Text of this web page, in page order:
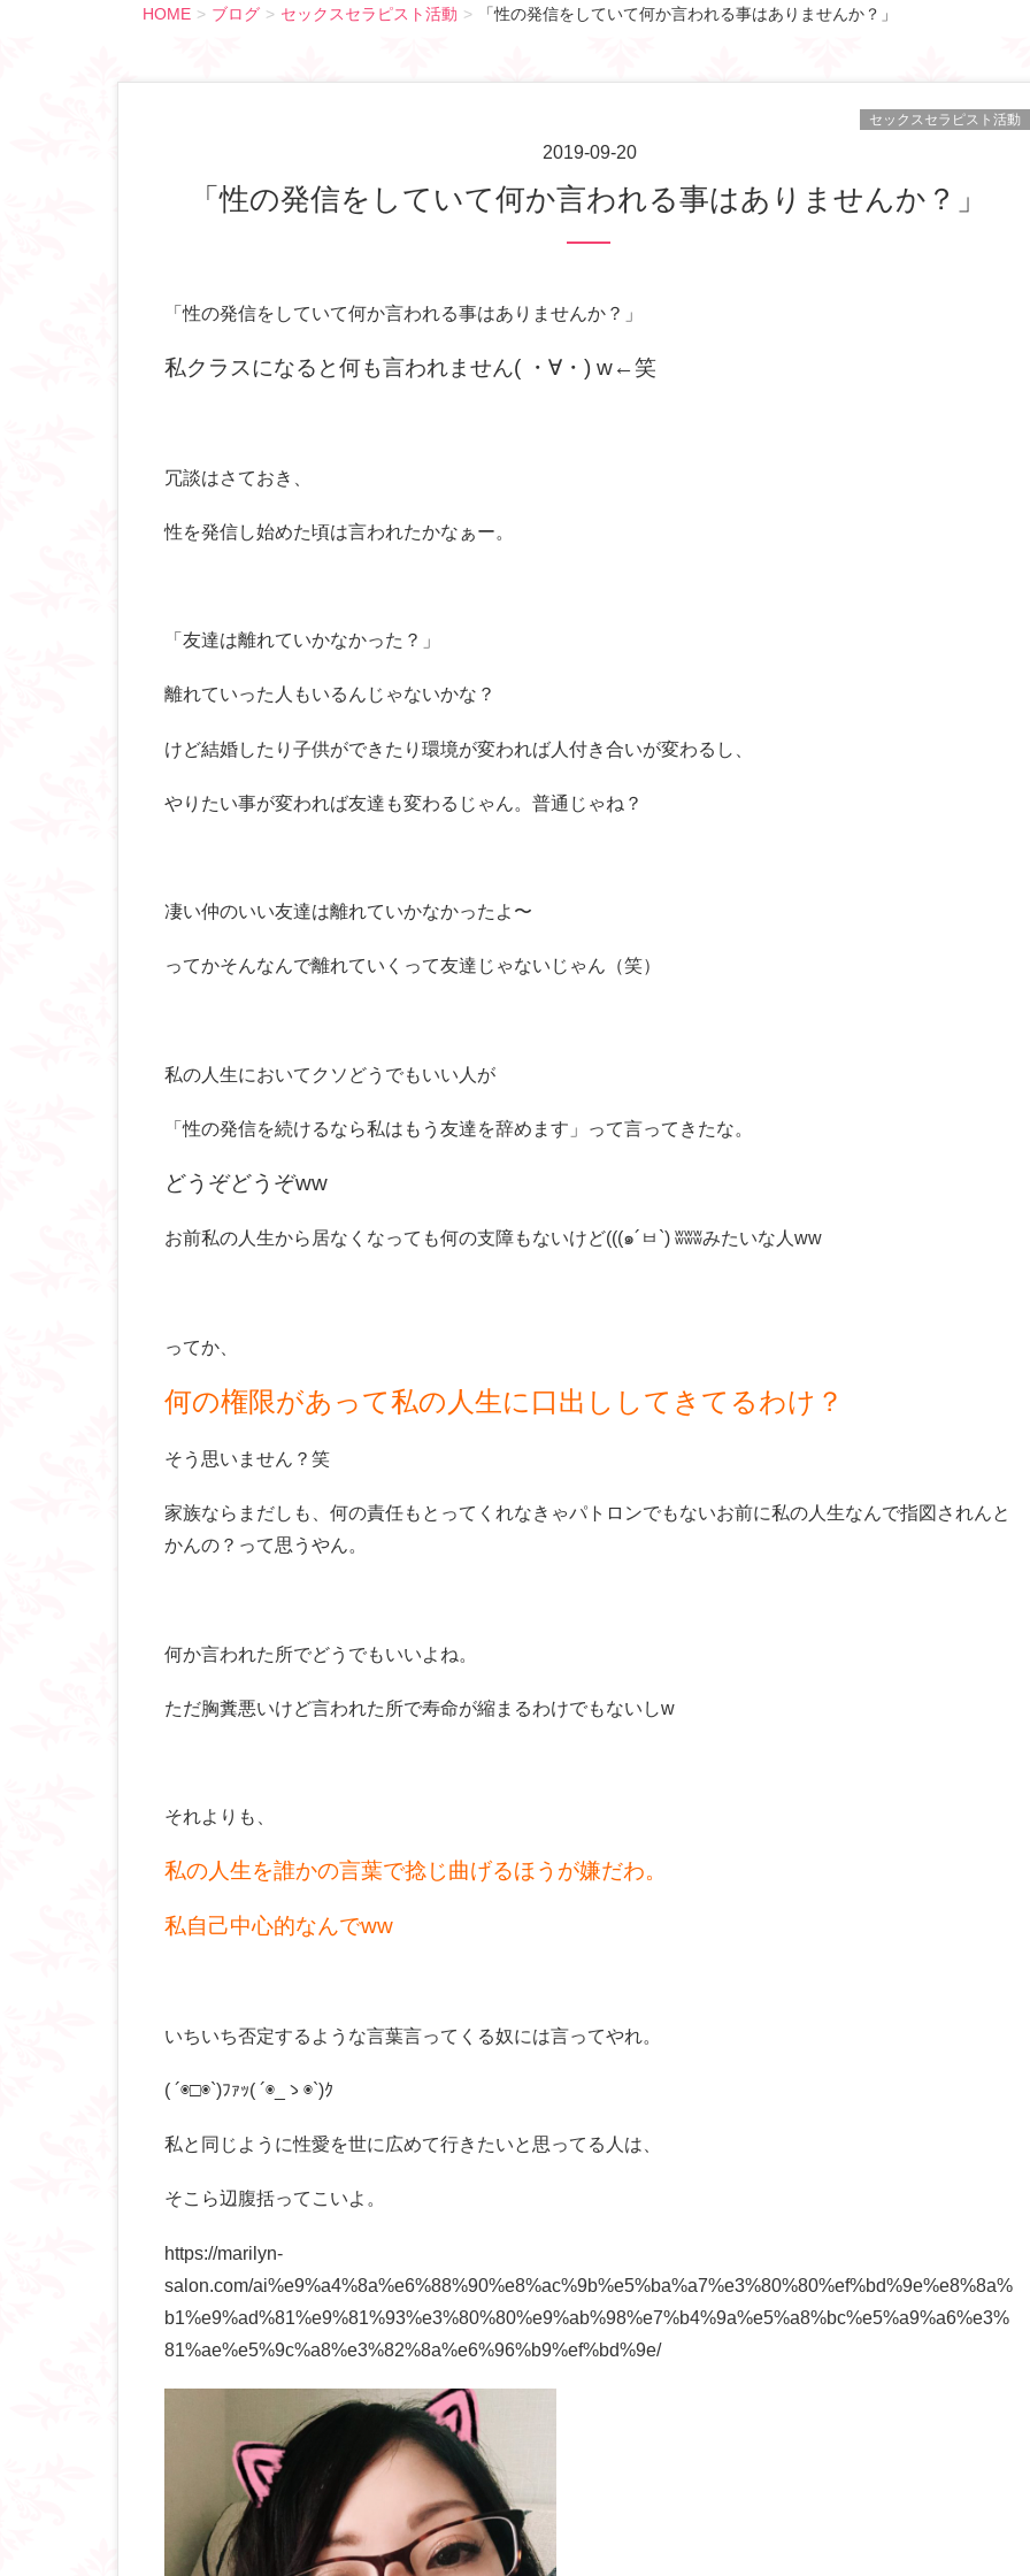
HOME ブログ セックスセラピスト活動 「性の発信をしていて何か言われる事はありませんか？」
2019-09-20
セックスセラピスト活動
「性の発信をしていて何か言われる事はありませんか？」
「性の発信をしていて何か言われる事はありませんか？」
私クラスになると何も言われません( ・∀・) w←笑
冗談はさておき、
性を発信し始めた頃は言われたかなぁー。
「友達は離れていかなかった？」
離れていった人もいるんじゃないかな？
けど結婚したり子供ができたり環境が変われば人付き合いが変わるし、
やりたい事が変われば友達も変わるじゃん。普通じゃね？
凄い仲のいい友達は離れていかなかったよ〜
ってかそんなんで離れていくって友達じゃないじゃん（笑）
私の人生においてクソどうでもいい人が
「性の発信を続けるなら私はもう友達を辞めます」って言ってきたな。
どうぞどうぞww
お前私の人生から居なくなっても何の支障もないけど(((๑´ㅂ`) ʬʬʬみたいな人ww
ってか、
何の権限があって私の人生に口出ししてきてるわけ？
そう思いません？笑
家族ならまだしも、何の責任もとってくれなきゃパトロンでもないお前に私の人生なんで指図されんと
かんの？って思うやん。
何か言われた所でどうでもいいよね。
ただ胸糞悪いけど言われた所で寿命が縮まるわけでもないしw
それよりも、
私の人生を誰かの言葉で捻じ曲げるほうが嫌だわ。
私自己中心的なんでww
いちいち否定するような言葉言ってくる奴には言ってやれ。
( ´◉□◉`)ﾌｧｯ( ´◉_ゝ◉`)ｸ
私と同じように性愛を世に広めて行きたいと思ってる人は、
そこら辺腹括ってこいよ。
https://marilyn-
salon.com/ai%e9%a4%8a%e6%88%90%e8%ac%9b%e5%ba%a7%e3%80%80%ef%bd%9e%e8%8a%
b1%e9%ad%81%e9%81%93%e3%80%80%e9%ab%98%e7%b4%9a%e5%a8%bc%e5%a9%a6%e3%
81%ae%e5%9c%a8%e3%82%8a%e6%96%b9%ef%bd%9e/